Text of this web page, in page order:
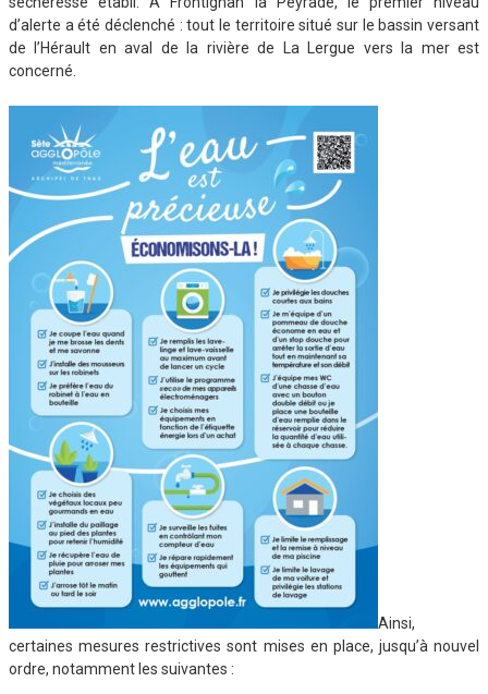
d’alerte a été déclenché : tout le territoire situé sur le bassin versant
de l’Hérault en aval de la rivière de La Lergue vers la mer est
concerné.
Ainsi,
certaines mesures restrictives sont mises en place, jusqu’à nouvel
ordre, notamment les suivantes :